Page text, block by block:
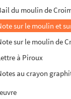
du moulin de
sur le moulin et
sur le moulin de
à Piroux
au crayon